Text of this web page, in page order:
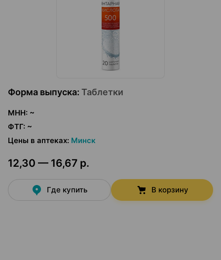
Форма выпуска: Таблетки
МНН: ~
ФТГ: ~
Цены в аптеках: Минск
12,30 — 16,67 р.
Где купить В корзину